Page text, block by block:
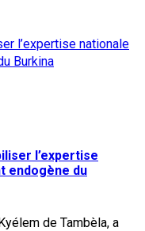
l’expertise nationale
Burkina
l’expertise
endogène du
de Tambèla, a